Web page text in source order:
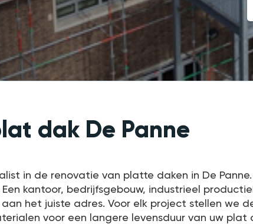
dak De Panne
in de renovatie van platte daken in De
Een kantoor, bedrijfsgebouw, industrieel
het juiste adres. Voor elk project stellen we
voor een langere levensduur van uw plat